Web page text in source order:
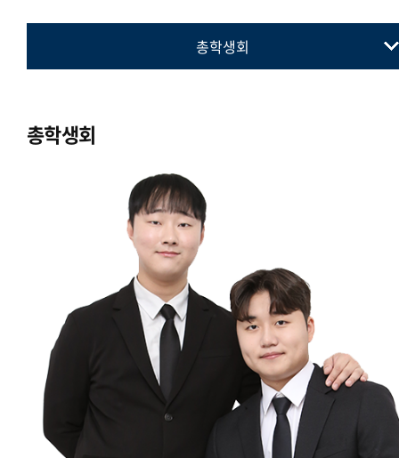
총학생회
국제학생회
생활도서관
학생복지위원회
영상사업단
한국외대풍물패연합회
한국외대통역협회
한국외대119학군단
총학생회